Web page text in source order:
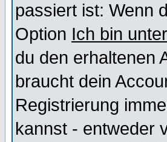
passiert ist: Wenn
Option Ich bin
du den erhaltenen
braucht dein
Registrierung
kannst - entweder